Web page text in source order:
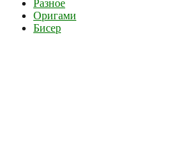
Разное
Оригами
Бисер